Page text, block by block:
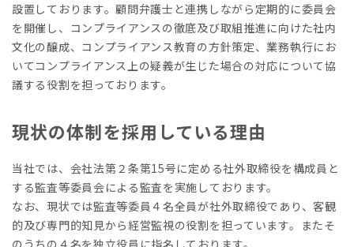
設置しております。顧問弁護士と連携しながら定期的に委員会
を開催し、コンプライアンスの徹底及び取組推進に向けた社内
文化の醸成、コンプライアンス教育の方針策定、業務執行にお
いてコンプライアンス上の疑義が生じた場合の対応について協
議する役割を担っております。
現状の体制を採用している理由
当社では、会社法第２条第15号に定める社外取締役を構成員と
する監査等委員会による監査を実施しております。
なお、現状では監査等委員４名全員が社外取締役であり、客観
的及び専門的知見から経営監視の役割を担っています。またそ
のうちの４名を独立役員に指名しております。